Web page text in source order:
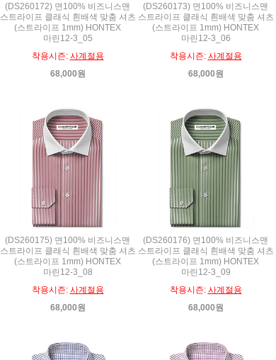
(DS260172) 면100% 비즈니스맨
스트라이프 클래식 흰배색 맞춤 셔츠
(스트라이프 1mm) HONTEX
마린12-3_05
착용시즌: 사계절용
68,000원
(DS260173) 면100% 비즈니스맨
스트라이프 클래식 흰배색 맞춤 셔츠
(스트라이프 1mm) HONTEX
마린12-3_06
착용시즌: 사계절용
68,000원
(DS260175) 면100% 비즈니스맨
스트라이프 클래식 흰배색 맞춤 셔츠
(스트라이프 1mm) HONTEX
마린12-3_08
착용시즌: 사계절용
68,000원
(DS260176) 면100% 비즈니스맨
스트라이프 클래식 흰배색 맞춤 셔츠
(스트라이프 1mm) HONTEX
마린12-3_09
착용시즌: 사계절용
68,000원